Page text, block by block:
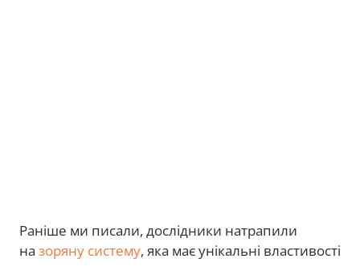
Раніше ми писали, дослідники натрапили
на зоряну систему, яка має унікальні властивості